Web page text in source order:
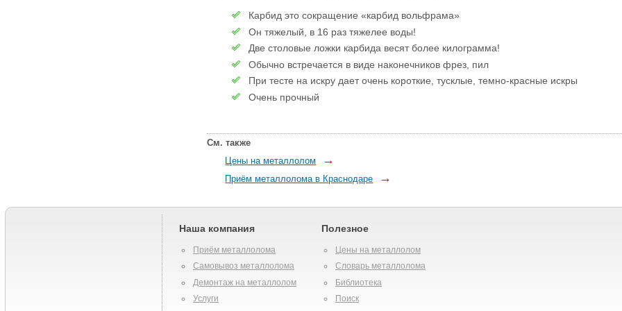
Карбид это сокращение «карбид вольфрама»
Он тяжелый, в 16 раз тяжелее воды!
Две столовые ложки карбида весят более килограмма!
Обычно встречается в виде наконечников фрез, пил
При тесте на искру дает очень короткие, тусклые, темно-красные искры
Очень прочный
См. также
Цены на металлолом
→
Приём металлолома в Краснодаре →
Наша компания
Приём металлолома
Самовывоз металлолома
Демонтаж на металлолом
Услуги
Полезное
Цены на металлолом
Словарь металлолома
Библиотека
Поиск